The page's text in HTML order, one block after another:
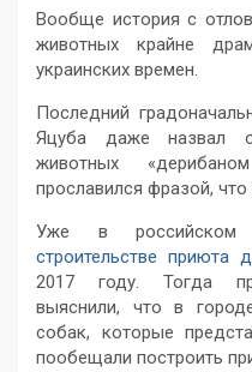
Вообще история с
животных крайне
украинских времен.
Последний
Яцуба даже назвал
животных
прославился фразой,
Уже в российском
строительстве приюта
2017 году. Тогда
выяснили, что в
собак, которые
пообещали построить